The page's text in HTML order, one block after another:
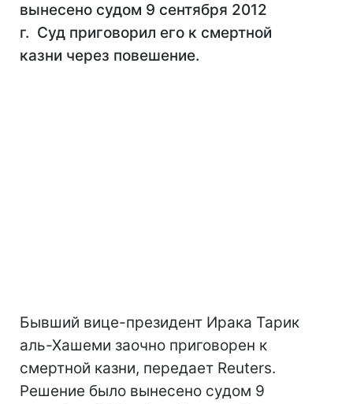
вынесено судом 9 сентября 2012
г. Суд приговорил его к смертной
казни через повешение.
Бывший вице-президент Ирака Тарик
аль-Хашеми заочно приговорен к
смертной казни, передает Reuters.
Решение было вынесено судом 9